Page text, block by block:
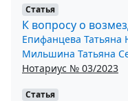
Статья
К вопросу о
Епифанцева Татьяна
Мильшина Татьяна
Нотариус № 03/2023
Статья